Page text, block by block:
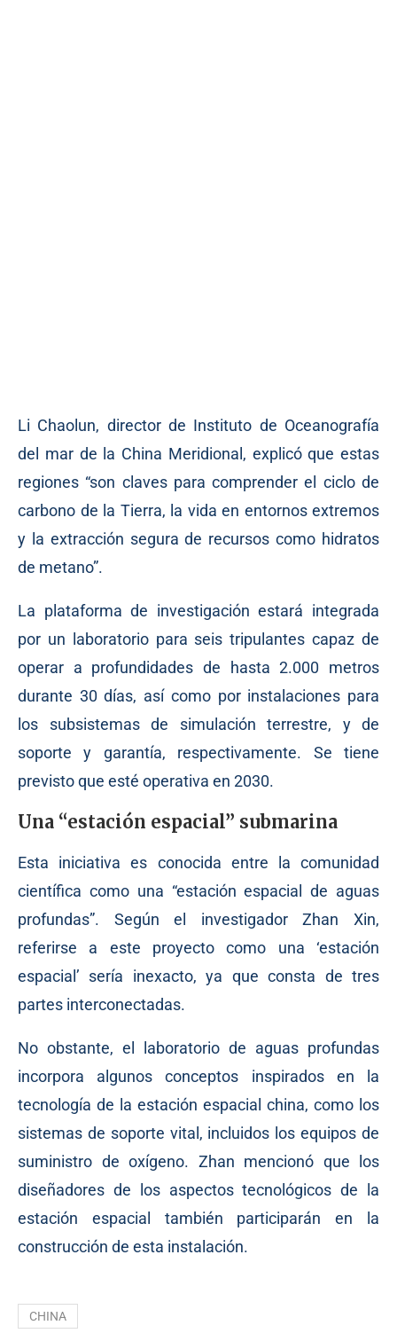
Li Chaolun, director de Instituto de Oceanografía
del mar de la China Meridional, explicó que estas
regiones “son claves para comprender el ciclo de
carbono de la Tierra, la vida en entornos extremos
y la extracción segura de recursos como hidratos
de metano”.
La plataforma de investigación estará integrada
por un laboratorio para seis tripulantes capaz de
operar a profundidades de hasta 2.000 metros
durante 30 días, así como por instalaciones para
los subsistemas de simulación terrestre, y de
soporte y garantía, respectivamente. Se tiene
previsto que esté operativa en 2030.
Una “estación espacial” submarina
Esta iniciativa es conocida entre la comunidad
científica como una “estación espacial de aguas
profundas”. Según el investigador Zhan Xin,
referirse a este proyecto como una ‘estación
espacial’ sería inexacto, ya que consta de tres
partes interconectadas.
No obstante, el laboratorio de aguas profundas
incorpora algunos conceptos inspirados en la
tecnología de la estación espacial china, como los
sistemas de soporte vital, incluidos los equipos de
suministro de oxígeno. Zhan mencionó que los
diseñadores de los aspectos tecnológicos de la
estación espacial también participarán en la
construcción de esta instalación.
CHINA